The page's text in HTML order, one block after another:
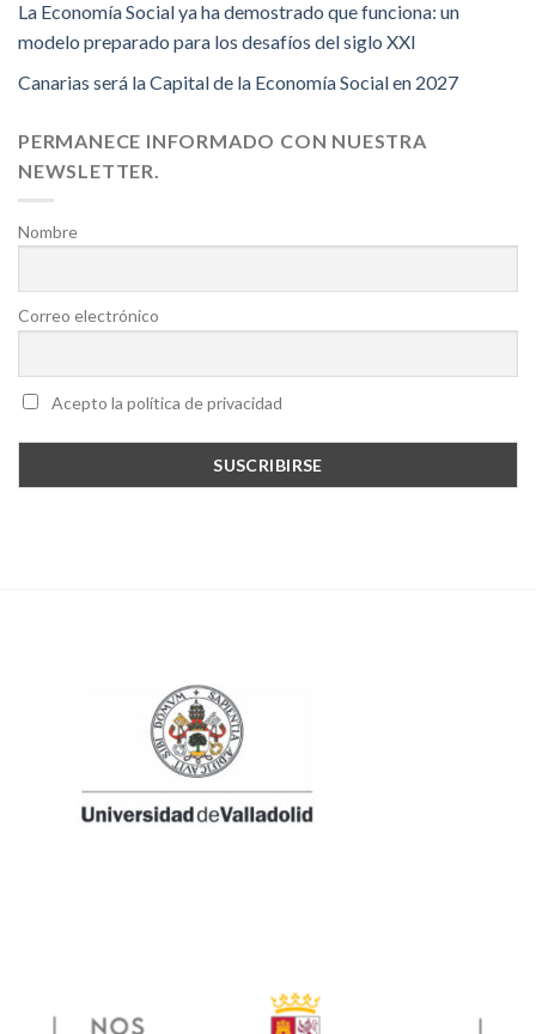
La Economía Social ya ha demostrado que funciona: un
modelo preparado para los desafíos del siglo XXI
Canarias será la Capital de la Economía Social en 2027
PERMANECE INFORMADO CON NUESTRA
NEWSLETTER.
Nombre
Correo electrónico
Acepto la política de privacidad